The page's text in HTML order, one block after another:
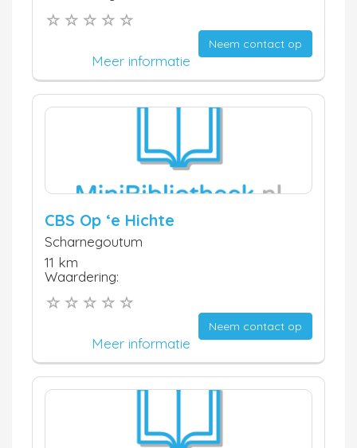
Neem contact op
Meer informatie
CBS Op ‘e Hichte
Scharnegoutum
11 km
Waardering:
Neem contact op
Meer informatie